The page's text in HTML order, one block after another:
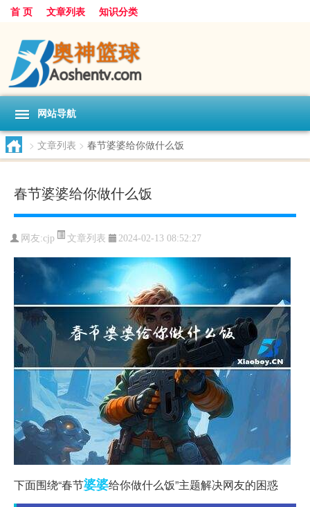
首 页 文章列表 知识分类
网站导航
> 文章列表 > 春节婆婆给你做什么饭
春节婆婆给你做什么饭
网友:cjp 文章列表 2024-02-13 08:52:27
下面围绕“春节婆婆给你做什么饭”主题解决网友的困惑